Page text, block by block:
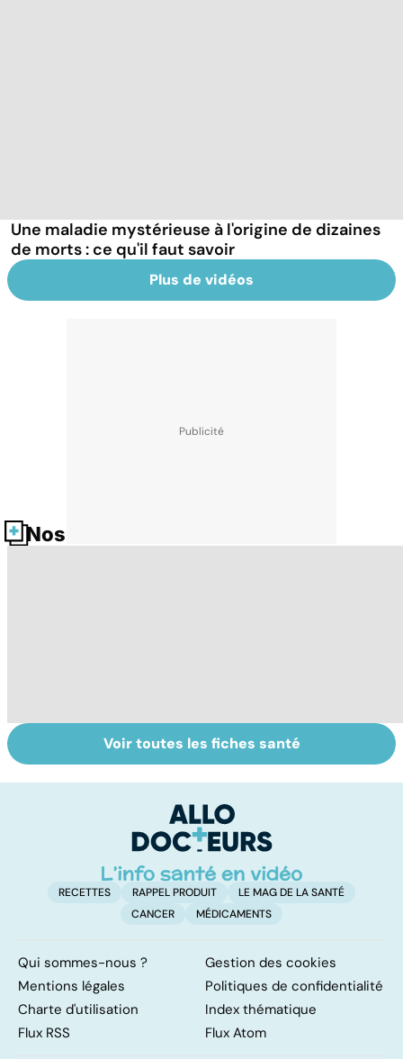
Une maladie mystérieuse à l'origine de dizaines
de morts : ce qu'il faut savoir
Plus de vidéos
Nos fiches santé
La tuberculose
pulmonaire
Tout savoir sur
les infections
Voir toutes les fiches santé
RECETTES RAPPEL PRODUIT
LE MAG DE LA SANTÉ
CANCER
MÉDICAMENTS
Qui sommes-nous ?
Gestion des cookies
Mentions légales
Politiques de confidentialité
Charte d'utilisation
Index thématique
Flux RSS
Flux Atom